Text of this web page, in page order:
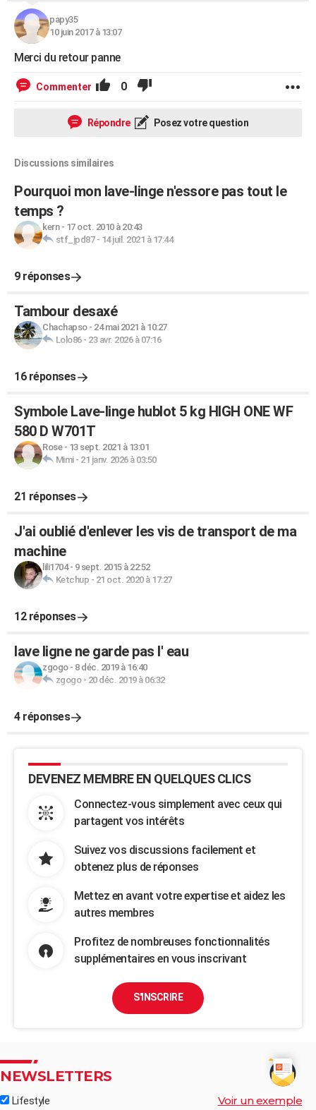
papy35
10 juin 2017 à 13:07
Merci du retour panne
Commenter 0
Répondre Posez votre question
Discussions similaires
Pourquoi mon lave-linge n'essore pas tout le
temps ?
kern- 17 oct. 2010 à 20:43
stf_jpd87- 14 juil. 2021 à 17:44
9 réponses
Tambour desaxé
Chachapso- 24 mai 2021 à 10:27
Lolo86- 23 avr. 2026 à 07:16
16 réponses
Symbole Lave-linge hublot 5 kg HIGH ONE WF
580 D W701T
Rose- 13 sept. 2021 à 13:01
Mimi- 21 janv. 2026 à 03:50
21 réponses
J'ai oublié d'enlever les vis de transport de ma
machine
lili1704- 9 sept. 2015 à 22:52
Ketchup - 21 oct. 2020 à 17:27
12 réponses
lave ligne ne garde pas l' eau
zgogo- 8 déc. 2019 à 16:40
zgogo- 20 déc. 2019 à 06:32
4 réponses
DEVENEZ MEMBRE EN QUELQUES CLICS
Connectez-vous simplement avec ceux qui
partagent vos intérêts
Suivez vos discussions facilement et
obtenez plus de réponses
Mettez en avant votre expertise et aidez les
autres membres
Profitez de nombreuses fonctionnalités
supplémentaires en vous inscrivant
S'INSCRIRE
NEWSLETTERS
Lifestyle Voir un exemple